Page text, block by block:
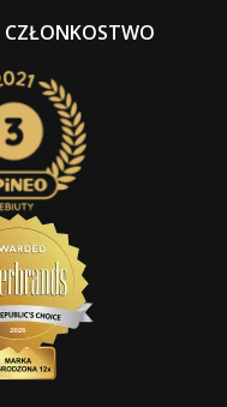
CZŁONKOSTWO